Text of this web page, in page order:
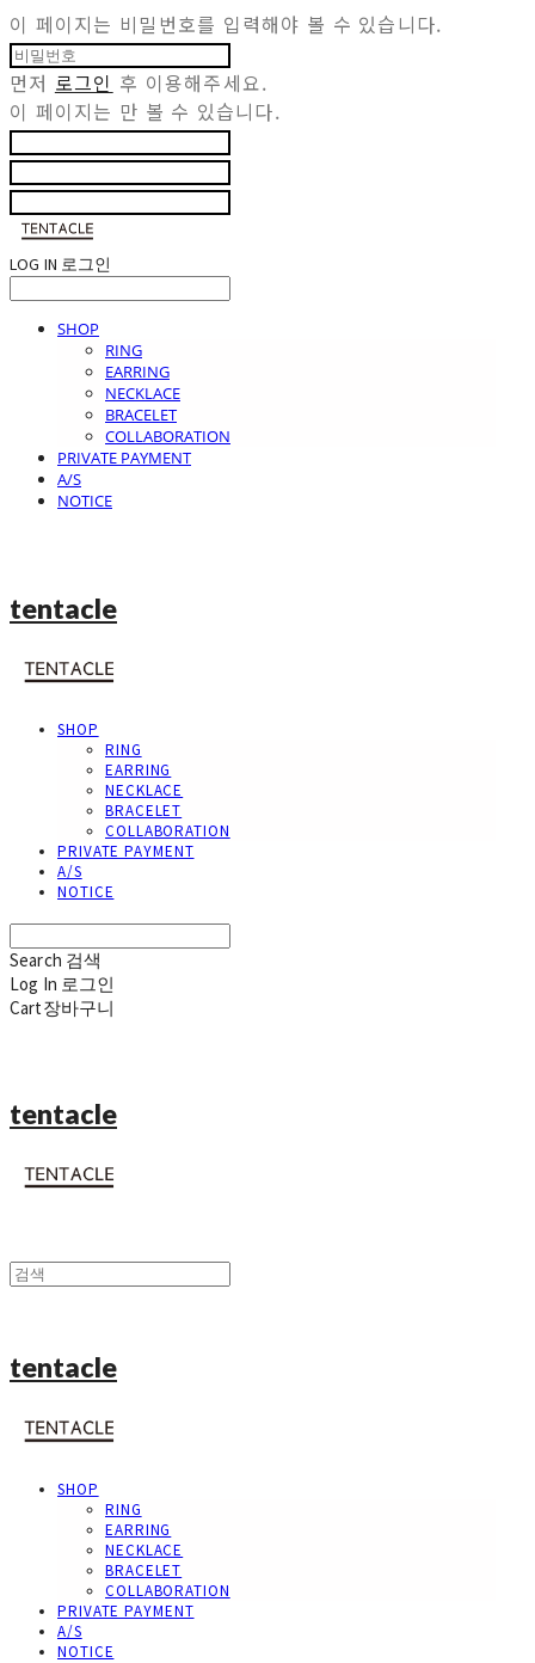
이 페이지는 비밀번호를 입력해야 볼 수 있습니다.
먼저 로그인 후 이용해주세요.
이 페이지는 만 볼 수 있습니다.
LOG IN 로그인
SHOP
RING
EARRING
NECKLACE
BRACELET
COLLABORATION
PRIVATE PAYMENT
A/S
NOTICE
tentacle
SHOP
RING
EARRING
NECKLACE
BRACELET
COLLABORATION
PRIVATE PAYMENT
A/S
NOTICE
Search 검색
Log In 로그인
Cart장바구니
tentacle
tentacle
SHOP
RING
EARRING
NECKLACE
BRACELET
COLLABORATION
PRIVATE PAYMENT
A/S
NOTICE